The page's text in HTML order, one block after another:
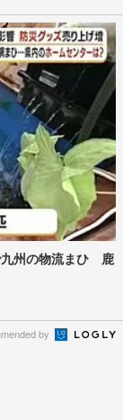
州の物流まひ 鹿
by